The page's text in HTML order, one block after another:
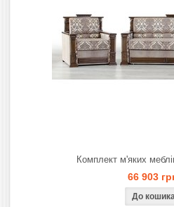
Комплект м'яких
66 903